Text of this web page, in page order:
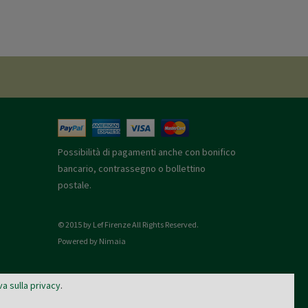
Possibilità di pagamenti anche con bonifico
bancario, contrassegno o bollettino
postale.
© 2015 by Lef Firenze All Rights Reserved.
Powered by Nimaia
sulla privacy.